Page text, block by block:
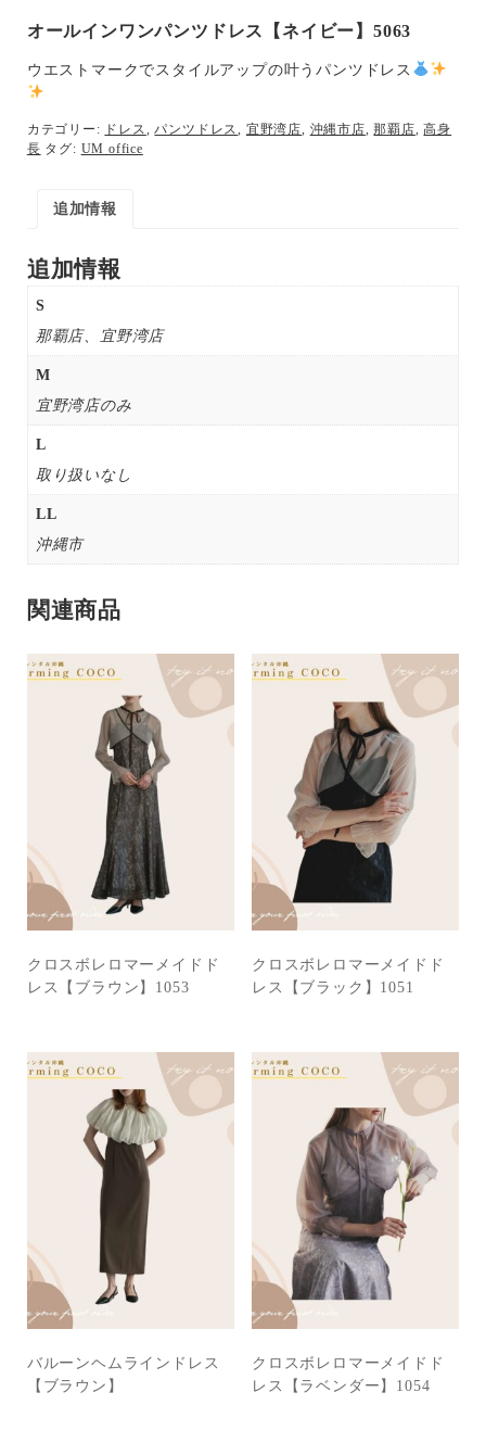
オールインワンパンツドレス【ネイビー】5063
ウエストマークでスタイルアップの叶うパンツドレス
カテゴリー: ドレス,パンツドレス, 宜野湾店, 沖縄市店,那覇店,高身
長 タグ: UM office
追加情報
追加情報
S
那覇店、宜野湾店
M
宜野湾店のみ
L
取り扱いなし
LL
沖縄市
関連商品
クロスボレロマーメイドド
レス【ブラウン】1053
クロスボレロマーメイドド
レス【ブラック】1051
バルーンヘムラインドレス
【ブラウン】
クロスボレロマーメイドド
レス【ラベンダー】1054